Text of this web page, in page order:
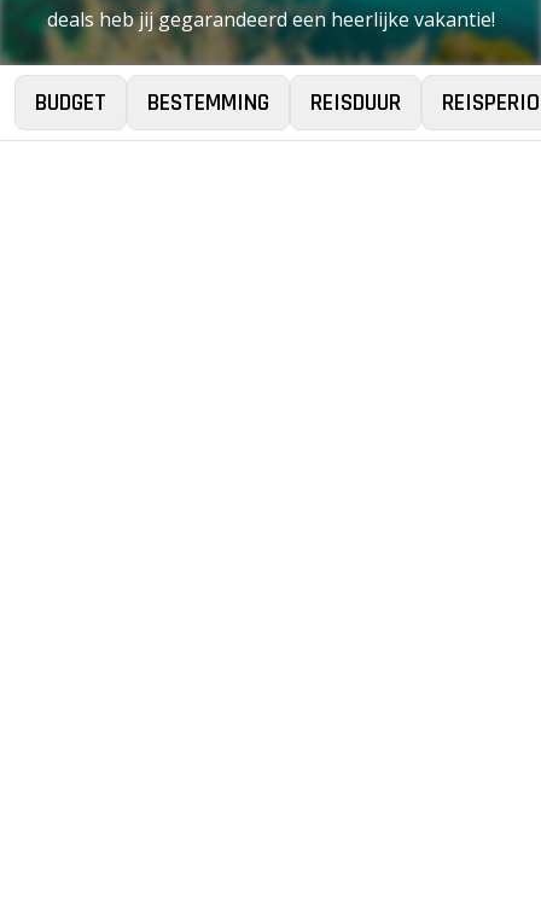
deals heb jij gegarandeerd een heerlijke vakantie!
BUDGET BESTEMMING REISDUUR